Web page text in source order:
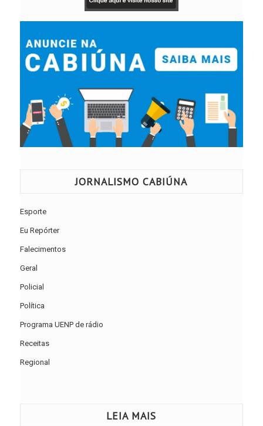
JORNALISMO CABIÚNA
Esporte
Eu Repórter
Falecimentos
Geral
Policial
Política
Programa UENP de rádio
Receitas
Regional
LEIA MAIS